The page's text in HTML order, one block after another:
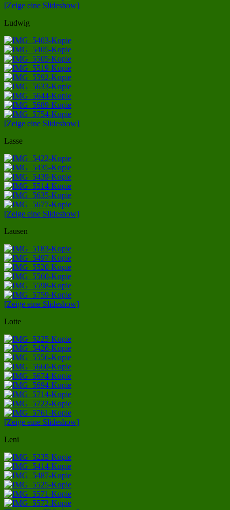
[Zeige eine Slideshow]
Ludwig
[Zeige eine Slideshow]
Lasse
[Zeige eine Slideshow]
Lausen
[Zeige eine Slideshow]
Lotte
[Zeige eine Slideshow]
Leni